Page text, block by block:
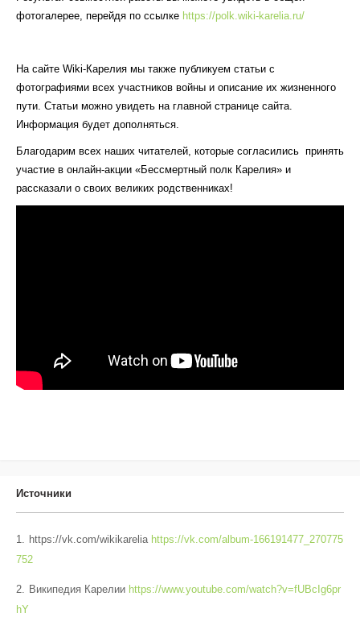
фотогалерее, перейдя по ссылке https://polk.wiki-karelia.ru/
На сайте Wiki-Карелия мы также публикуем статьи с
фотографиями всех участников войны и описание их жизненного
пути. Статьи можно увидеть на главной странице сайта.
Информация будет дополняться.
Благодарим всех наших читателей, которые согласились принять
участие в онлайн-акции «Бессмертный полк Карелия» и
рассказали о своих великих родственниках!
Источники
https://vk.com/wikikarelia https://vk.com/album-166191477_270775
752
Википедия Карелии https://www.youtube.com/watch?v=fUBcIg6pr
hY